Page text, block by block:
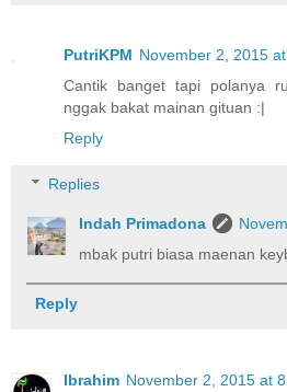
PutriKPM November 2, 2015
Cantik banget tapi polanya
nggak bakat mainan gituan :|
Reply
Replies
Indah Primadona
mbak putri biasa maenan
Reply
Ibrahim November 2, 2015 at